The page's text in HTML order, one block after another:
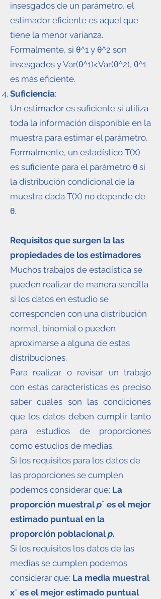
insesgados de un parámetro, el
estimador eficiente es aquel que
tiene la menor varianza.
Formalmente, si θ^1 y θ^2 son
insesgados y Var(θ^1)<Var(θ^2), θ^1
es más eficiente.
Suficiencia:
Un estimador es suficiente si utiliza
toda la información disponible en la
muestra para estimar el parámetro.
Formalmente, un estadístico T(X)
es suficiente para el parámetro θ si
la distribución condicional de la
muestra dada T(X) no depende de
θ.
Requisitos que surgen la las
propiedades de los estimadores
Muchos trabajos de estadística se
pueden realizar de manera sencilla
si los datos en estudio se
corresponden con una distribución
normal, binomial o pueden
aproximarse a alguna de estas
distribuciones.
Para realizar o revisar un trabajo
con estas caracteristicas es preciso
saber cuales son las condiciones
que los datos deben cumplir tanto
para estudios de proporciones
como estudios de medias.
Si los requisitos para los datos de
las proporciones se cumplen
podemos considerar que: La
proporción muestralpˆ es el mejor
estimado puntual en la
proporción poblacionalp.
Si los requisitos los datos de las
medias se cumplen podemos
considerar que: La media muestral
xˉ es el mejor estimado puntual